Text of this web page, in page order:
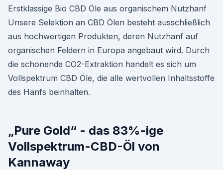
Erstklassige Bio CBD Öle aus organischem Nutzhanf
Unsere Selektion an CBD Ölen besteht ausschließlich
aus hochwertigen Produkten, deren Nutzhanf auf
organischen Feldern in Europa angebaut wird. Durch
die schonende CO2-Extraktion handelt es sich um
Vollspektrum CBD Öle, die alle wertvollen Inhaltsstoffe
des Hanfs beinhalten.
„Pure Gold“ - das 83%-ige
Vollspektrum-CBD-Öl von
Kannaway